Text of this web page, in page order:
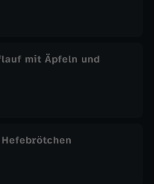
mit Äpfeln und